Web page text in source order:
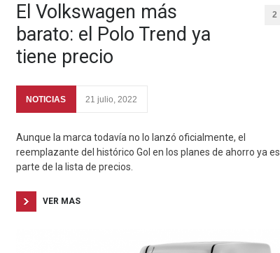
El Volkswagen más
barato: el Polo Trend ya
tiene precio
2
NOTICIAS 21 julio, 2022
Aunque la marca todavía no lo lanzó oficialmente, el
reemplazante del histórico Gol en los planes de ahorro ya es
parte de la lista de precios.
VER MAS